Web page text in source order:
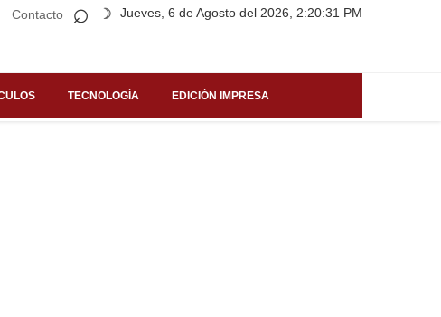
Contacto Jueves, 6 de Agosto del 2026, 2:20:31 PM
⌕ ☽
TECNOLOGÍA EDICIÓN IMPRESA